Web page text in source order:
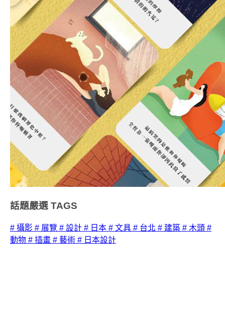
話題嚴選 TAGS
# 攝影 # 展覽 # 設計 # 日本 # 文具 # 台北 # 建築 # 木頭 #
動物 # 插畫 # 藝術 # 日本設計